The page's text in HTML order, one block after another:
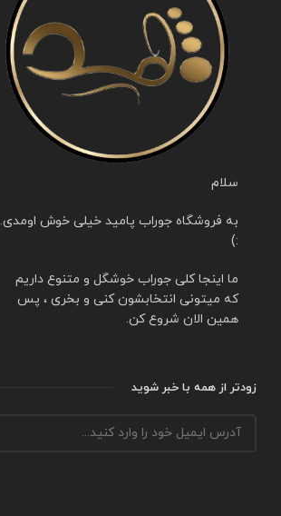
سلام
به فروشگاه جوراب پامید خیلی خوش اومدی.
:)
ما اینجا کلی جوراب خوشگل و متنوع داریم
که میتونی انتخابشون کنی و بخری ، پس
همین الان شروع کن.
زودتر از همه با خبر شوید